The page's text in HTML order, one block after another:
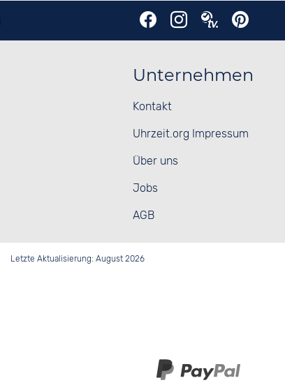
Unternehmen
Kontakt
Uhrzeit.org Impressum
Über uns
Jobs
AGB
Letzte Aktualisierung: August 2026